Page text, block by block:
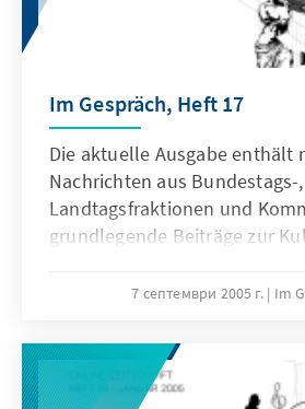
Im Gespräch, Heft 17
Die aktuelle Ausgabe enthält
Nachrichten aus Bundestags-,
Landtagsfraktionen und
grundlegende Beiträge zur
systematische Presseschau
Laufenden“ sein, sich eine Art
anlegen und die breiten
demokratischer Kulturpolitik
7 септември 2005 г. Im